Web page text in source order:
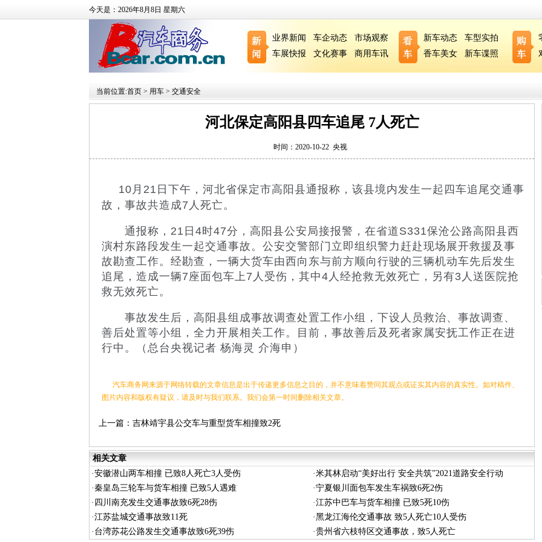
今天是：2026年8月8日 星期六
业界新闻 车企动态
市场观察
车展快报
文化赛事 商用车讯
新车动态
车型实拍
香车美女
新车谍照
当前位置:首页 > 用车 > 交通安全
河北保定高阳县四车追尾 7人死亡
时间：2020-10-22 央视
10月21日下午，河北省保定市高阳县通报称，该县境内发生一起四车追尾交通事
故，事故共造成7人死亡。
通报称，21日4时47分，高阳县公安局接报警，在省道S331保沧公路高阳县西
演村东路段发生一起交通事故。公安交警部门立即组织警力赶赴现场展开救援及事
故勘查工作。经勘查，一辆大货车由西向东与前方顺向行驶的三辆机动车先后发生
追尾，造成一辆7座面包车上7人受伤，其中4人经抢救无效死亡，另有3人送医院抢
救无效死亡。
事故发生后，高阳县组成事故调查处置工作小组，下设人员救治、事故调查、
善后处置等小组，全力开展相关工作。目前，事故善后及死者家属安抚工作正在进
行中。（总台央视记者 杨海灵 介海申）
汽车商务网来源于网络转载的文章信息是出于传递更多信息之目的，并不意味着赞同其观点或证实其内容的真实性。如对稿件、
图片内容和版权有疑议，请及时与我们联系。我们会第一时间删除相关文章。
上一篇： 吉林靖宇县公交车与重型货车相撞致2死
相关文章
·安徽潜山两车相撞 已致8人死亡3人受伤 ·米其林启动“美好出行 安全共筑”2021道路安全行动
·秦皇岛三轮车与货车相撞 已致5人遇难 ·宁夏银川面包车发生车祸致6死2伤
· 四川南充发生交通事故致6死28伤 ·江苏中巴车与货车相撞 已致5死10伤
·江苏盐城交通事故致11死 ·黑龙江海伦交通事故 致5人死亡10人受伤
· 台湾苏花公路发生交通事故致6死39伤 ·贵州省六枝特区交通事故，致5人死亡